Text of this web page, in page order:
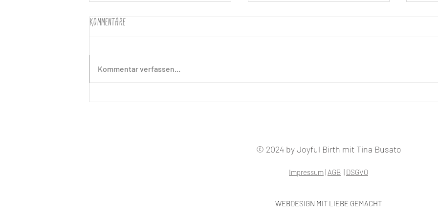
Kommentare
Kommentar verfassen...
© 2024 by Joyful Birth mit Tina Busato
Impressum| AGB | DSGVO
WEBDESIGN MIT LIEBE GEMACHT